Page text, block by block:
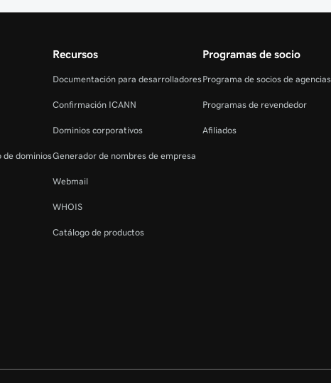
de dominios
Recursos
Documentación para desarrolladores
Confirmación ICANN
Dominios corporativos
Generador de nombres de empresa
Webmail
WHOIS
Catálogo de productos
Programas de socio
Programa de socios de
Programas de revendedor
Afiliados